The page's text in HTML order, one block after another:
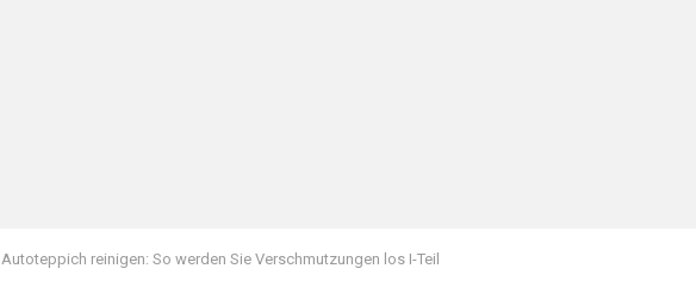
Autoteppich reinigen: So werden Sie Verschmutzungen los I-Teil